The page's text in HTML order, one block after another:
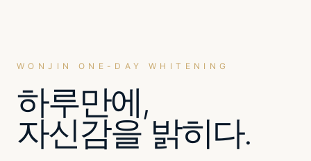
WONJIN ONE-DAY WHITENING
하루만에,
자신감을 밝히다.